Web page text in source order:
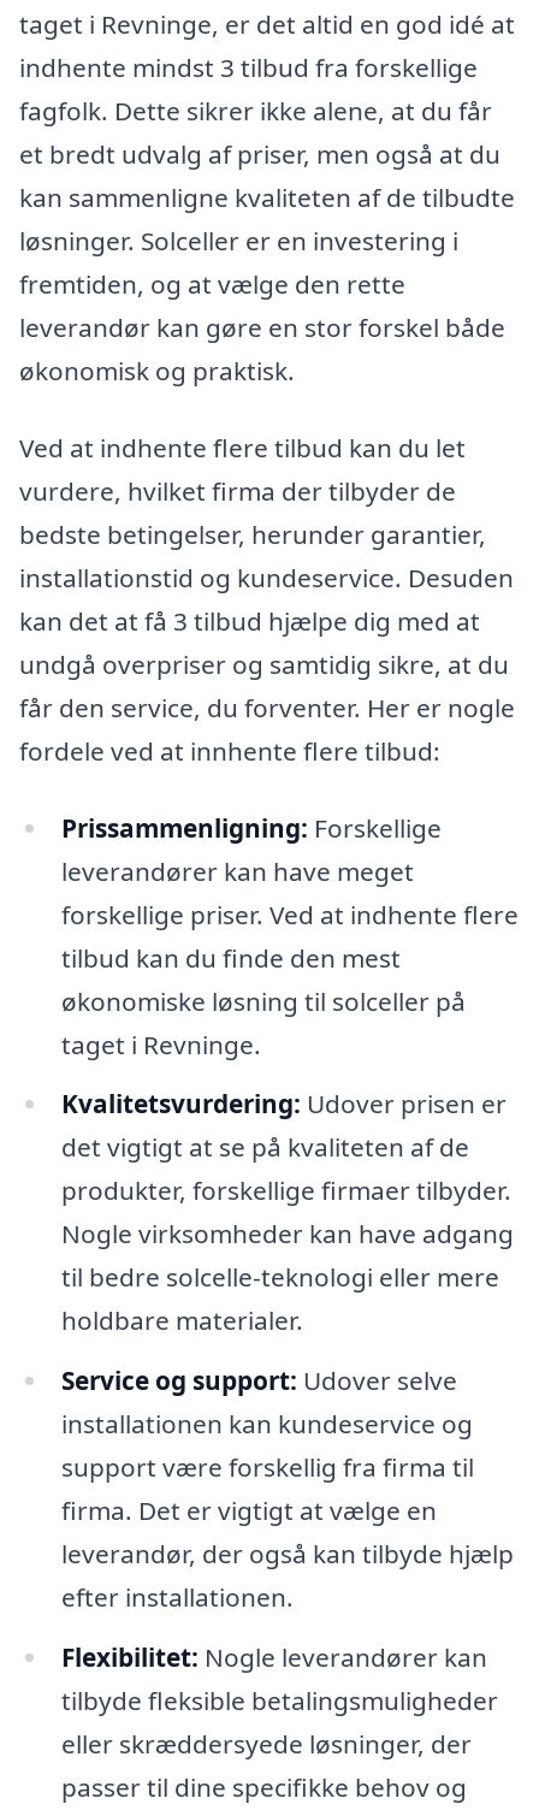
taget i Revninge, er det altid en god idé at
indhente mindst 3 tilbud fra forskellige
fagfolk. Dette sikrer ikke alene, at du får
et bredt udvalg af priser, men også at du
kan sammenligne kvaliteten af de tilbudte
løsninger. Solceller er en investering i
fremtiden, og at vælge den rette
leverandør kan gøre en stor forskel både
økonomisk og praktisk.
Ved at indhente flere tilbud kan du let
vurdere, hvilket firma der tilbyder de
bedste betingelser, herunder garantier,
installationstid og kundeservice. Desuden
kan det at få 3 tilbud hjælpe dig med at
undgå overpriser og samtidig sikre, at du
får den service, du forventer. Her er nogle
fordele ved at innhente flere tilbud:
Prissammenligning: Forskellige
leverandører kan have meget
forskellige priser. Ved at indhente flere
tilbud kan du finde den mest
økonomiske løsning til solceller på
taget i Revninge.
Kvalitetsvurdering: Udover prisen er
det vigtigt at se på kvaliteten af de
produkter, forskellige firmaer tilbyder.
Nogle virksomheder kan have adgang
til bedre solcelle-teknologi eller mere
holdbare materialer.
Service og support: Udover selve
installationen kan kundeservice og
support være forskellig fra firma til
firma. Det er vigtigt at vælge en
leverandør, der også kan tilbyde hjælp
efter installationen.
Flexibilitet: Nogle leverandører kan
tilbyde fleksible betalingsmuligheder
eller skræddersyede løsninger, der
passer til dine specifikke behov og